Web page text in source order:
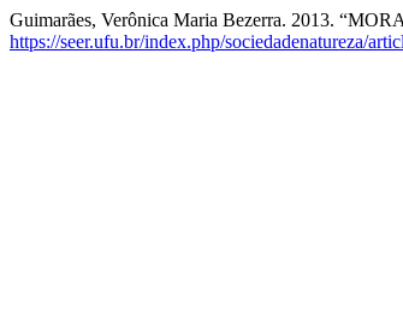
Guimarães, Verônica Maria Bezerra. 2013.
https://seer.ufu.br/index.php/sociedadenatureza/